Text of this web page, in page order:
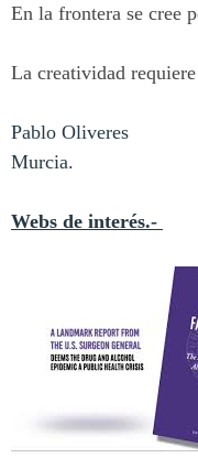
En la frontera se cree
La creatividad
Pablo Oliveres
Murcia.
Webs de interés.-